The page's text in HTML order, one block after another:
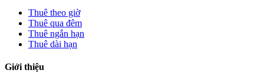
Thuê theo giờ
Thuê qua đêm
Thuê ngắn hạn
Thuê dài hạn
Giới thiệu